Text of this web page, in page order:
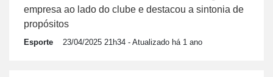
empresa ao lado do clube e destacou a sintonia de
propósitos
Esporte 23/04/2025 21h34 - Atualizado há 1 ano